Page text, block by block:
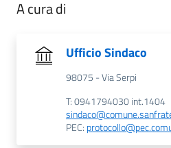
A cura di
Ufficio Sindaco
98075 - Via Serpi
T: 0941794030 int.1404
PEC: